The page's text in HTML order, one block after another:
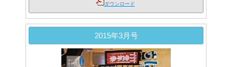
ダウンロード
2015年3月号